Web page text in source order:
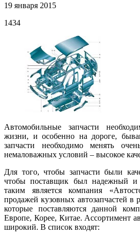
19 января 2015
1434
Автомобильные запчасти
жизни, и особенно на дороге,
запчасти необходимо менять
немаловажных условий – высокое
Для того, чтобы запчасти были
чтобы поставщик был надежный
таким является компания
продажей кузовных автозапчастей в
которые поставляются данной
Европе, Корее, Китае. Ассортимент
широкий. В список входят: